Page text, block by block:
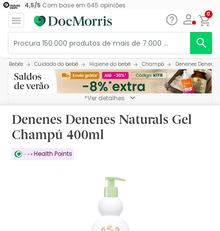
4,5/5 Com base em 645 opiniões
0
Bebés Cuidado do bebé Higiene do bebé Champô Denenes
*Ver detalhes
Denenes Denenes Naturals Gel
Champú 400ml
Health Points